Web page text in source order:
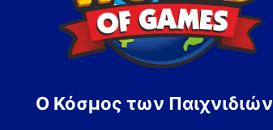
Ο Κόσμος των Παιχνιδιών